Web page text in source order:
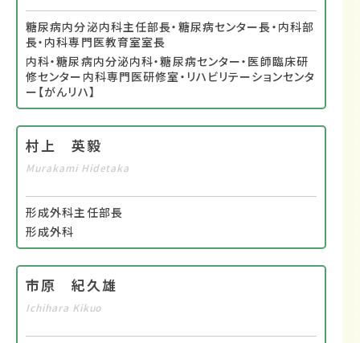
糖尿病内分泌内科主任部長・糖尿病センター長・内科部
長・内科専門医教育室室長
内科・糖尿病内分泌内科・糖尿病センター・医師臨床研
修センター内科専門医研修室・リハビリテーションセンタ
ー【がんリハ】
村上 英毅
Murakami Hidetaka
形成外科主任部長
形成外科
市原 紀久雄
Ichihara Kikuo